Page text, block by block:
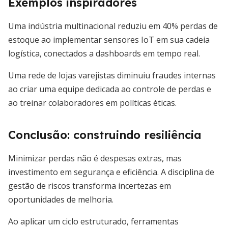
Uma indústria multinacional reduziu em 40% perdas de
estoque ao implementar sensores IoT em sua cadeia
logística, conectados a dashboards em tempo real.
Uma rede de lojas varejistas diminuiu fraudes internas
ao criar uma equipe dedicada ao controle de perdas e
ao treinar colaboradores em políticas éticas.
Conclusão: construindo resiliência
Minimizar perdas não é despesas extras, mas
investimento em segurança e eficiência. A disciplina de
gestão de riscos transforma incertezas em
oportunidades de melhoria.
Ao aplicar um ciclo estruturado, ferramentas